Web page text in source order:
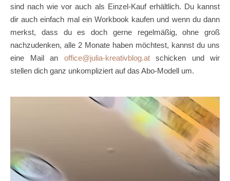
sind nach wie vor auch als Einzel-Kauf erhältlich. Du kannst
dir auch einfach mal ein Workbook kaufen und wenn du dann
merkst, dass du es doch gerne regelmäßig, ohne groß
nachzudenken, alle 2 Monate haben möchtest, kannst du uns
eine Mail an office@julia-kreativblog.atschicken und wir
stellen dich ganz unkompliziert auf das Abo-Modell um.